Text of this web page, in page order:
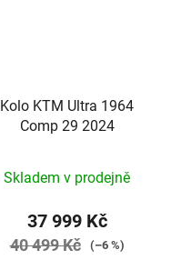
Kolo KTM Ultra 1964
Comp 29 2024
Skladem v prodejně
37 999 Kč
40 499 Kč (–6 %)